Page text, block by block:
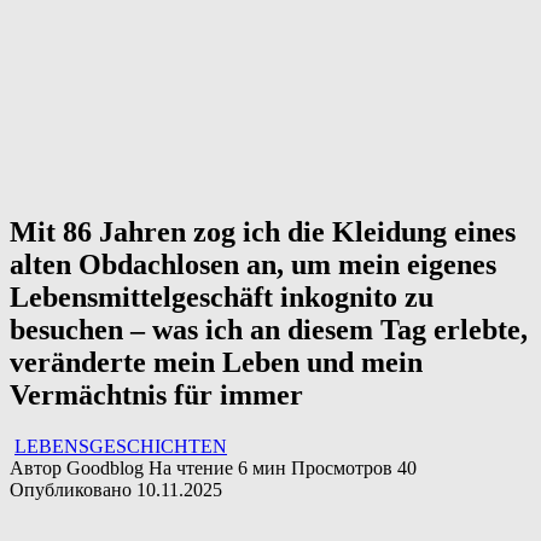
Mit 86 Jahren zog ich die Kleidung eines
alten Obdachlosen an, um mein eigenes
Lebensmittelgeschäft inkognito zu
besuchen – was ich an diesem Tag erlebte,
veränderte mein Leben und mein
Vermächtnis für immer
LEBENSGESCHICHTEN
Автор Goodblog На чтение 6 мин Просмотров 40
Опубликовано 10.11.2025